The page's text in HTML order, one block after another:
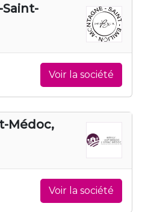
Saint-
Voir la société
Médoc,
Voir la société